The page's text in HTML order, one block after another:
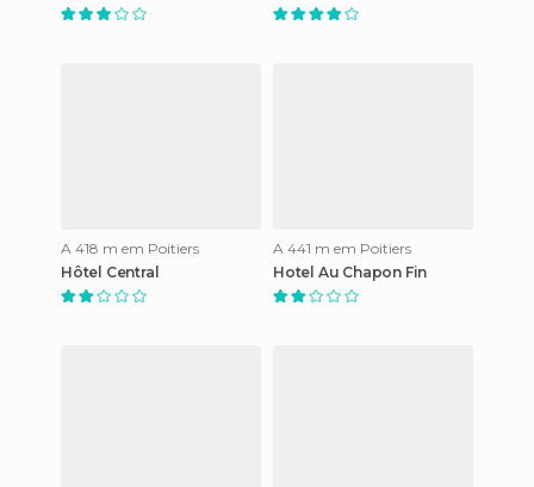
A 418 m em Poitiers
Hôtel Central
A 441 m em Poitiers
Hotel Au Chapon Fin